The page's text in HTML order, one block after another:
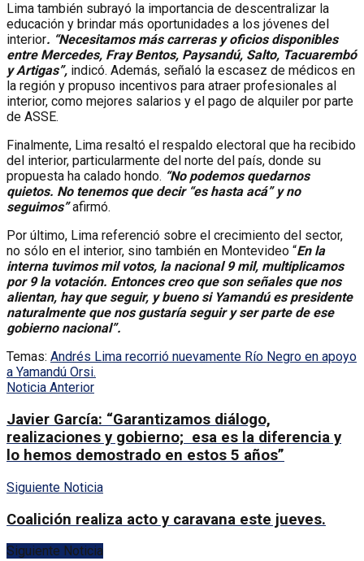
Lima también subrayó la importancia de descentralizar la
educación y brindar más oportunidades a los jóvenes del
interior. “Necesitamos más carreras y oficios disponibles
entre Mercedes, Fray Bentos, Paysandú, Salto, Tacuarembó
y Artigas”, indicó. Además, señaló la escasez de médicos en
la región y propuso incentivos para atraer profesionales al
interior, como mejores salarios y el pago de alquiler por parte
de ASSE.
Finalmente, Lima resaltó el respaldo electoral que ha recibido
del interior, particularmente del norte del país, donde su
propuesta ha calado hondo. “No podemos quedarnos
quietos. No tenemos que decir “es hasta acá” y no
seguimos”afirmó.
Por último, Lima referenció sobre el crecimiento del sector,
no sólo en el interior, sino también en Montevideo “En la
interna tuvimos mil votos, la nacional 9 mil, multiplicamos
por 9 la votación. Entonces creo que son señales que nos
alientan, hay que seguir, y bueno si Yamandú es presidente
naturalmente que nos gustaría seguir y ser parte de ese
gobierno nacional”.
Temas: Andrés Lima recorrió nuevamente Río Negro en apoyo
a Yamandú Orsi.
Noticia Anterior
Javier García: “Garantizamos diálogo,
realizaciones y gobierno; esa es la diferencia y
lo hemos demostrado en estos 5 años”
Siguiente Noticia
Coalición realiza acto y caravana este jueves.
Siguiente Noticia